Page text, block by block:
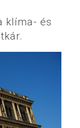
klíma- és